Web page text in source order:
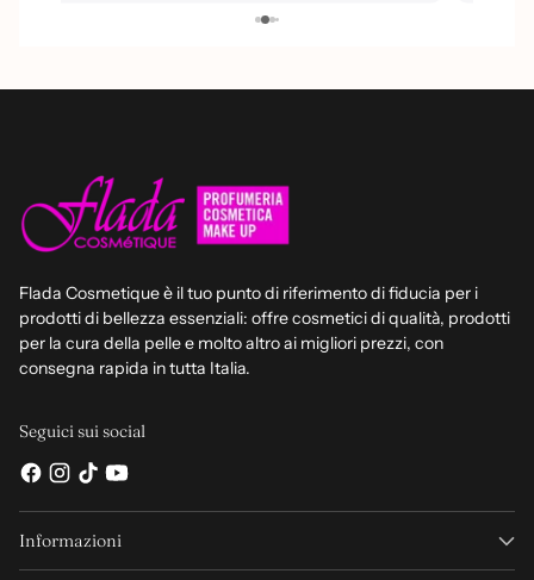
Flada Cosmetique è il tuo punto di riferimento di fiducia per i
prodotti di bellezza essenziali: offre cosmetici di qualità, prodotti
per la cura della pelle e molto altro ai migliori prezzi, con
consegna rapida in tutta Italia.
Seguici sui social
Informazioni